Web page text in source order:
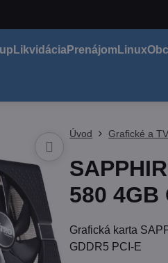
LikvidáciaPrenájom Linux
Úvod Grafické a
580 4GB
Grafická karta
GDDR5 PCI-E